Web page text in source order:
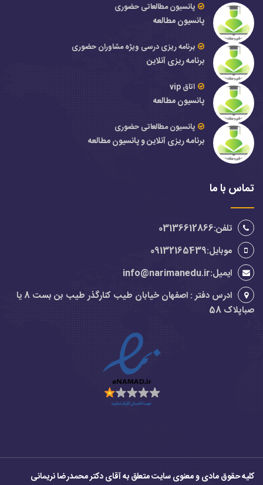
پانسیون مطالعاتی حضوری
پانسیون مطالعه
برنامه ریزی درسی ویژه مشاوران حضوری
برنامه ریزی آنلاین
اتاق vip
پانسیون مطالعه
پانسیون مطالعاتی حضوری
برنامه ریزی آنلاین و پانسیون مطالعه
تماس با ما
تلفن:03136612866
موبایل:09132165439
ایمیل:info@narimanedu.ir
ادرس دفتر : اصفهان خیابان طیب کنارگذر طیب بن بست 8 یا
صباپلاک 58
کلیه حقوق مادی و معنوی سایت متعلق به آقای دکتر محمدرضا نریمانی